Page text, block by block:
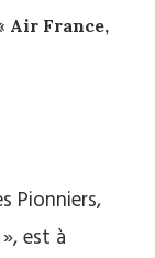
Air France,
Pionniers,
est à